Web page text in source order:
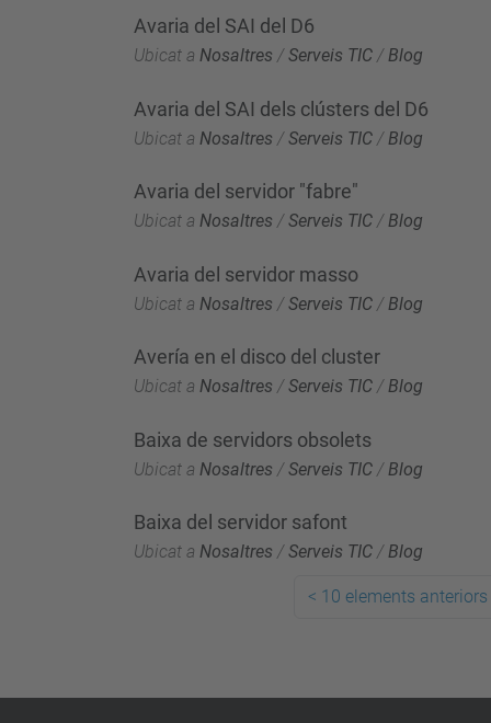
Avaria del SAI del D6
Ubicat a Nosaltres /Serveis TIC /Blog
Avaria del SAI dels clústers del D6
Ubicat a Nosaltres /Serveis TIC / Blog
Avaria del servidor "fabre"
Ubicat a Nosaltres /Serveis TIC /Blog
Avaria del servidor masso
Ubicat a Nosaltres /Serveis TIC / Blog
Avería en el disco del cluster
Ubicat a Nosaltres /Serveis TIC /Blog
Baixa de servidors obsolets
Ubicat a Nosaltres /Serveis TIC / Blog
Baixa del servidor safont
Ubicat a Nosaltres /Serveis TIC /Blog
< 10 elements anteriors